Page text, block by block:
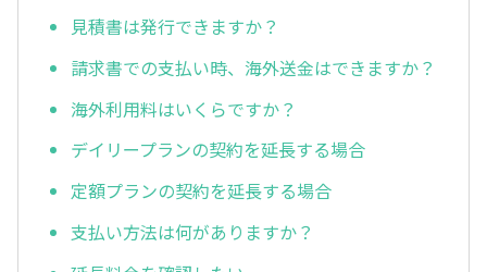
見積書は発行できますか？
請求書での支払い時、海外送金はできますか？
海外利用料はいくらですか？
デイリープランの契約を延長する場合
定額プランの契約を延長する場合
支払い方法は何がありますか？